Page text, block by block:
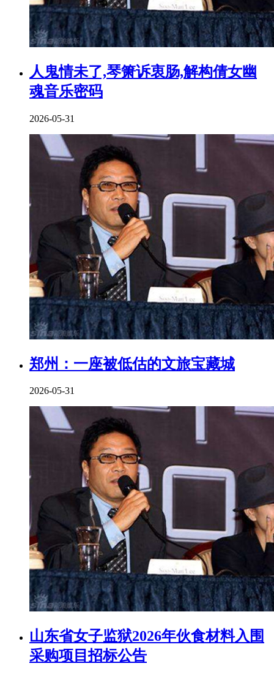
人鬼情未了,琴箫诉衷肠,解构倩女幽
魂音乐密码
2026-05-31
郑州：一座被低估的文旅宝藏城
2026-05-31
山东省女子监狱2026年伙食材料入围
采购项目招标公告